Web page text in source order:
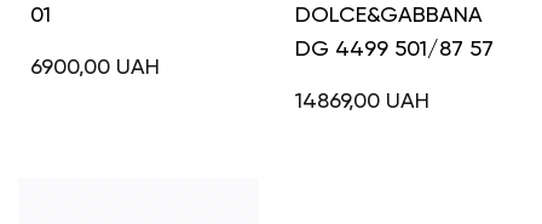
01
6900,00 UAH
DOLCE&GABBANA
DG 4499 501/87 57
14869,00 UAH